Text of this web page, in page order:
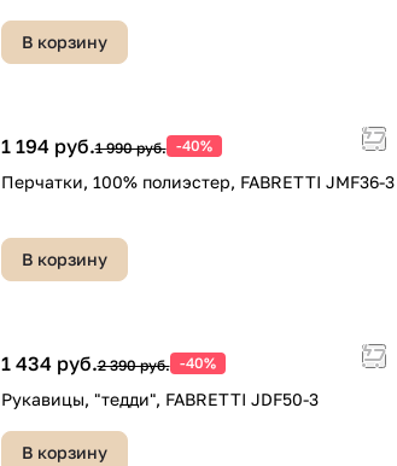
В корзину
1 194 руб.1 990 руб. -40%
Перчатки, 100% полиэстер, FABRETTI JMF36-3
В корзину
1 434 руб.2 390 руб. -40%
Рукавицы, "тедди", FABRETTI JDF50-3
В корзину